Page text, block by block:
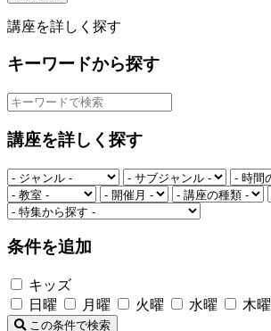
講座を詳しく探す
キーワードから探す
講座を詳しく探す
条件を追加
キッズ
日曜
月曜 火曜 水曜 木曜
この条件で検索